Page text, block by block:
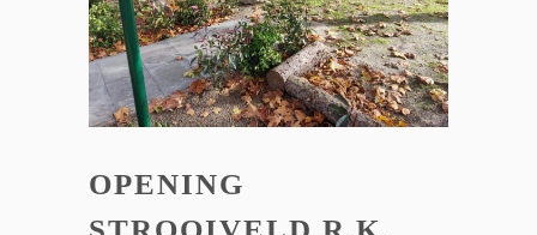
OPENING